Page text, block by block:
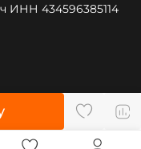
ИНН 434596385114
= "text/javascript";